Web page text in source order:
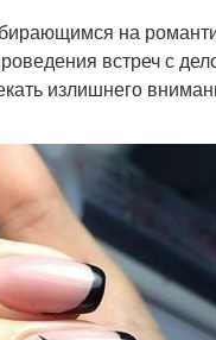
Маникюр с
Маникюр с
розовым
Черничный
на
встреч с
излишнего